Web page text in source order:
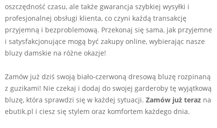
oszczędność czasu, ale także gwarancja szybkiej wysyłki i
profesjonalnej obsługi klienta, co czyni każdą transakcję
przyjemną i bezproblemową. Przekonaj się sama, jak przyjemne
i satysfakcjonujące mogą być zakupy online, wybierając nasze
bluzy damskie na różne okazje!
Zamów już dziś swoją biało-czerwoną dresową bluzę rozpinaną
z guzikami! Nie czekaj i dodaj do swojej garderoby tę wyjątkową
bluzę, która sprawdzi się w każdej sytuacji. Zamów już teraz na
ebutik.pl i ciesz się stylem oraz komfortem każdego dnia.